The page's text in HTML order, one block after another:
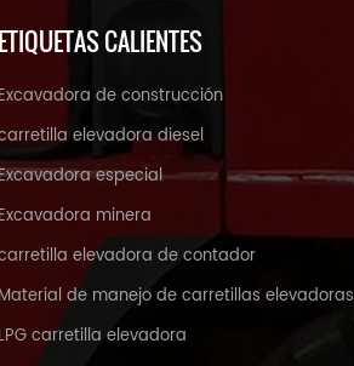
CALIENTES
de construcción
elevadora diesel
especial
minera
elevadora de contador
de manejo de carretillas elevadoras
carretilla elevadora